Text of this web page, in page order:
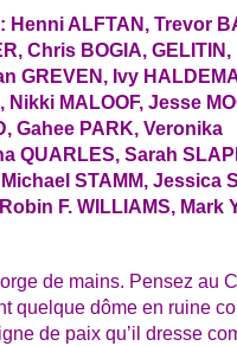
Henni ALFTAN, Trevor
Chris BOGIA,
GREVEN, Ivy
MALOOF, Jesse
Gahee PARK, Veronika
QUARLES, Sarah
STAMM, Jessica
F. WILLIAMS, Mark
de mains. Pensez au
quelque dôme en ruine
de paix qu’il dresse